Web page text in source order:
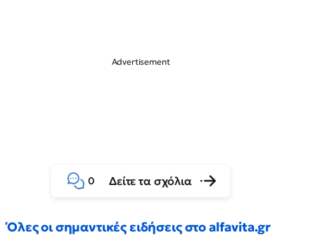
0 Δείτε τα σχόλια
Όλες οι σημαντικές ειδήσεις στο alfavita.gr